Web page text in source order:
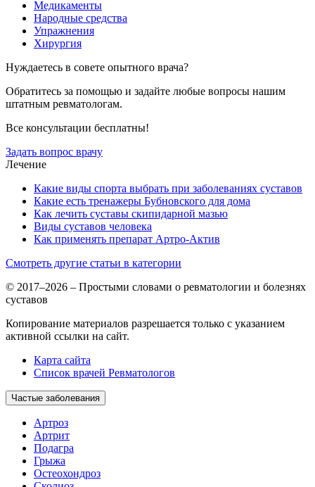
Медикаменты
Народные средства
Упражнения
Хирургия
Нуждаетесь в совете опытного врача?
Обратитесь за помощью и задайте любые вопросы нашим
штатным ревматологам.
Все консультации бесплатны!
Задать вопрос врачу
Лечение
Какие виды спорта выбрать при заболеваниях суставов
Какие есть тренажеры Бубновского для дома
Как лечить суставы скипидарной мазью
Виды суставов человека
Как применять препарат Артро-Актив
Смотреть другие статьи в категории
© 2017–2026 – Простыми словами о ревматологии и болезнях
суставов
Копирование материалов разрешается только с указанием
активной ссылки на сайт.
Карта сайта
Список врачей Ревматологов
Частые заболевания
Артроз
Артрит
Подагра
Грыжа
Остеохондроз